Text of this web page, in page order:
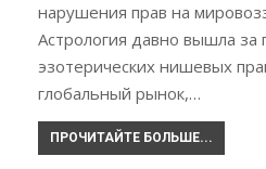
нарушения прав на
Астрология давно вышла за
эзотерических нишевых
глобальный рынок,…
ПРОЧИТАЙТЕ БОЛЬШЕ...